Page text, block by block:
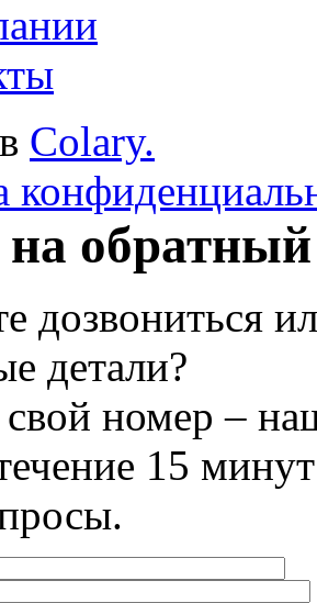
Colary.
на
дозвониться
детали?
свой номер –
15